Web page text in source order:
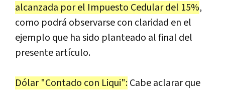
alcanzada por el Impuesto Cedular del 15%,
como podrá observarse con claridad en el
ejemplo que ha sido planteado al final del
presente artículo.
Dólar "Contado con Liqui":Cabe aclarar que